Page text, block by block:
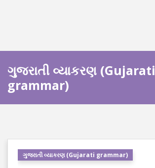
ગુજરાતી વ્યાકરણ (Gujarati
grammar)
ગુજરાતી વ્યાકરણ (Gujarati grammar)